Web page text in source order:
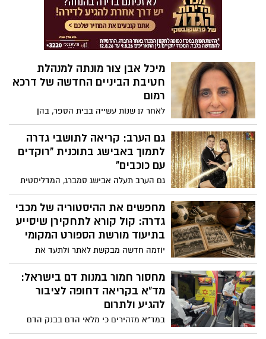
תלונות על הטרדה מינית. היום המועד האחרון
להצבעה
מיכל אבן צור מונתה למנהלת
חטיבת הביניים החדשה של דרכא
רמום
לאחר 17 שנות עשייה בבית הספר, בהן
שימשה בשנים האחרונות כסגנית מנהלת
ורכזת פדגוגית, תיכנס מיכל אבן צור לתפקיד
מנהלת חטיבת הביניים החדשה, עם חזון
חינוכי המתמקד בהעצמת כל תלמיד,
גם הערב: קריאה לתושבי גדרה
לתמוך באבישג בתוכנית "רוקדים
עם כוכבים"
גם הערב תעלה אבישג סמברג, המדליסטית
האולימפית ותושבת גדרה, לשידור החי של
"רוקדים עם כוכבים". עם פתיחת ההצבעה
בסיום המשדר, קוראים תושבי המושבה
לציבור להתגייס ולהצביע עבורה, במטרה
לסייע לה להעפיל לשלב הבא בתחרות.
מחפשים את ההיסטוריה של מכבי
גדרה: קול קורא לתחקירן שיסייע
בתיעוד מורשת הספורט המקומי
יוזמה חדשה מבקשת לאתר ולתעד את
סיפורה של אגודת מכבי גדרה, שפעלה במשך
עשרות שנים והייתה חלק משמעותי מהספורט
המקומי. לצורך המשימה מחפשים תחקירן או
תחקירנית למשרה חלקית בשכר
מחסור חמור במנות דם בישראל:
מד”א בקריאה דחופה לציבור
להגיע ולתרום
במד”א מזהירים כי מלאי הדם בבנק הדם
הלאומי נמצא ברמה נמוכה ומדאיגה, בעוד